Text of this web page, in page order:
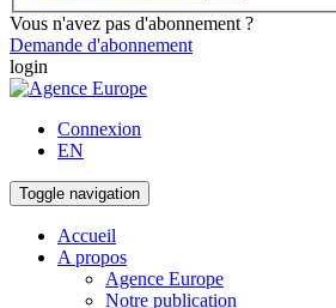
Vous n'avez pas d'abonnement ?
Demande d'abonnement
login
Connexion
EN
Toggle navigation
Accueil
A propos
Agence Europe
Notre publication